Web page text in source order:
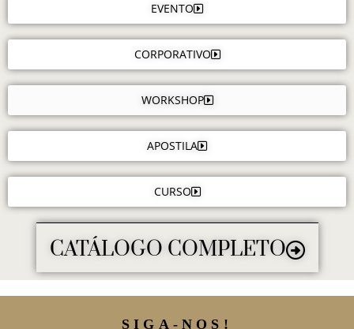
EVENTO
CORPORATIVO
WORKSHOP
APOSTILA
CURSO
CATÁLOGO COMPLETO
SIGA-NOS!